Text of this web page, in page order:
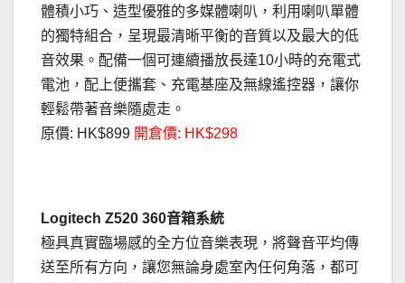
體積小巧、造型優雅的多媒體喇叭，利用喇叭單體
的獨特組合，呈現最清晰平衡的音質以及最大的低
音效果。配備一個可連續播放長達10小時的充電式
電池，配上便攜套、充電基座及無線遙控器，讓你
輕鬆帶著音樂隨處走。
原價: HK$899 開倉價: HK$298
Logitech Z520 360音箱系統
極具真實臨場感的全方位音樂表現，將聲音平均傳
送至所有方向，讓您無論身處室內任何角落，都可